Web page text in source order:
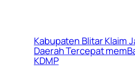
Kabupaten Blitar Klaim
Daerah Tercepat
KDMP